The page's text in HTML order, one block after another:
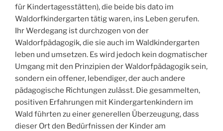
für Kindertagesstätten), die beide bis dato im
Waldorfkindergarten tätig waren, ins Leben gerufen.
Ihr Werdegang ist durchzogen von der
Waldorfpädagogik, die sie auch im Waldkindergarten
leben und umsetzen. Es wird jedoch kein dogmatischer
Umgang mit den Prinzipien der Waldorfpädagogik sein,
sondern ein offener, lebendiger, der auch andere
pädagogische Richtungen zulässt. Die gesammelten,
positiven Erfahrungen mit Kindergartenkindern im
Wald führten zu einer generellen Überzeugung, dass
dieser Ort den Bedürfnissen der Kinder am